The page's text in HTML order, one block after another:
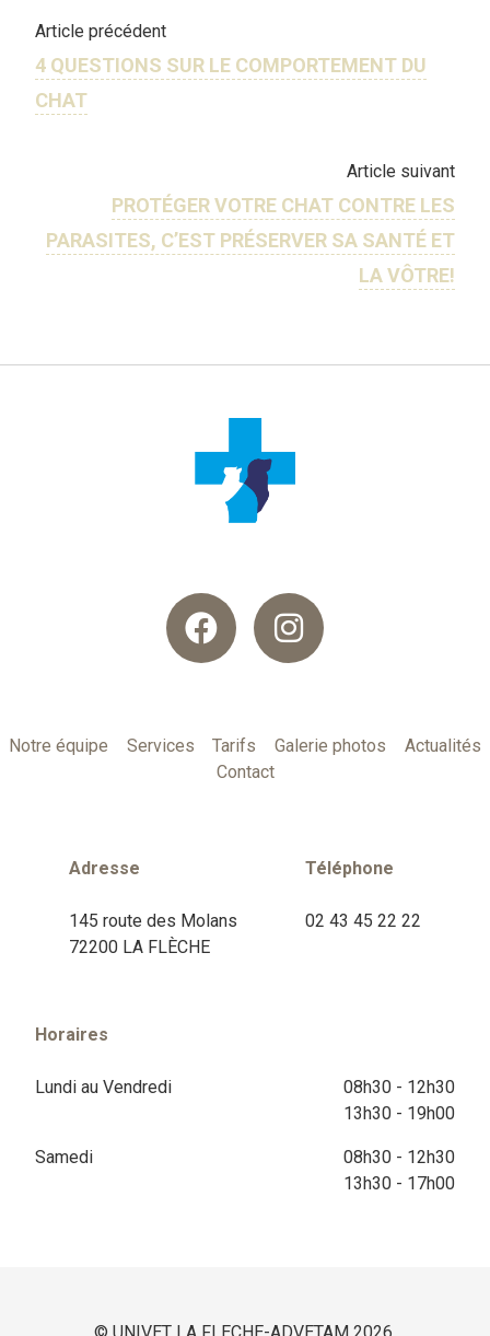
Article précédent
4 QUESTIONS SUR LE COMPORTEMENT DU
CHAT
Article suivant
PROTÉGER VOTRE CHAT CONTRE LES
PARASITES, C’EST PRÉSERVER SA SANTÉ ET
LA VÔTRE!
Notre équipe Services Tarifs Galerie photos
Actualités
Contact
Adresse
145 route des Molans
72200 LA FLÈCHE
Téléphone
02 43 45 22 22
Horaires
Lundi au Vendredi
08h30 - 12h30
13h30 - 19h00
Samedi
08h30 - 12h30
13h30 - 17h00